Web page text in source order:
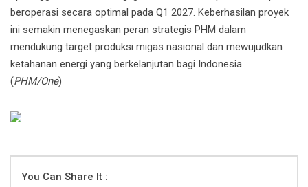
beroperasi secara optimal pada Q1 2027. Keberhasilan proyek
ini semakin menegaskan peran strategis PHM dalam
mendukung target produksi migas nasional dan mewujudkan
ketahanan energi yang berkelanjutan bagi Indonesia.
(PHM/One)
You Can Share It :